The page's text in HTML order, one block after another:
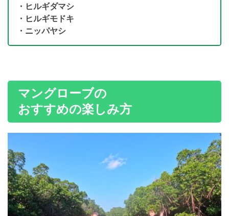
・ヒルギダマシ
・ヒルギモドキ
・ニッパヤシ
マングローブの
おすすめの楽しみ方